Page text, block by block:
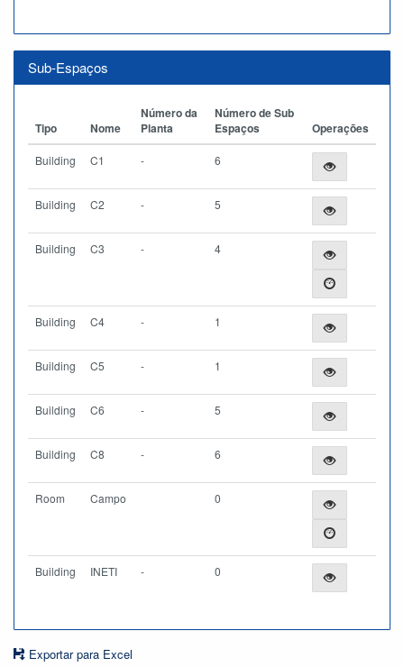
Sub-Espaços
Tipo Nome
Número da
Planta
Número de Sub
Espaços
Operações
Building C1 - 6
Building C2 - 5
Building C3 - 4
Building C4 - 1
Building C5 - 1
Building C6 - 5
Building C8 - 6
Room Campo 0
Building INETI - 0
Exportar para Excel